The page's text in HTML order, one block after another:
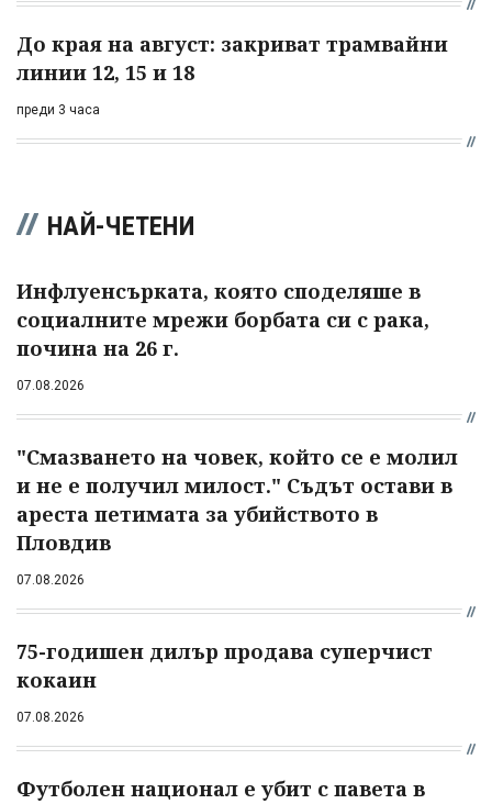
До края на август: закриват трамвайни
линии 12, 15 и 18
преди 3 часа
НАЙ-ЧЕТЕНИ
Инфлуенсърката, която споделяше в
социалните мрежи борбата си с рака,
почина на 26 г.
07.08.2026
"Смазването на човек, който се е молил
и не е получил милост." Съдът остави в
ареста петимата за убийството в
Пловдив
07.08.2026
75-годишен дилър продава суперчист
кокаин
07.08.2026
Футболен национал е убит с павета в